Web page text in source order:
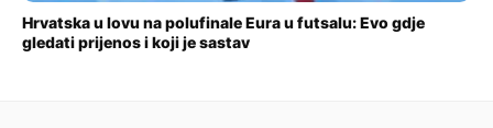
Hrvatska u lovu na polufinale Eura u futsalu: Evo gdje
gledati prijenos i koji je sastav